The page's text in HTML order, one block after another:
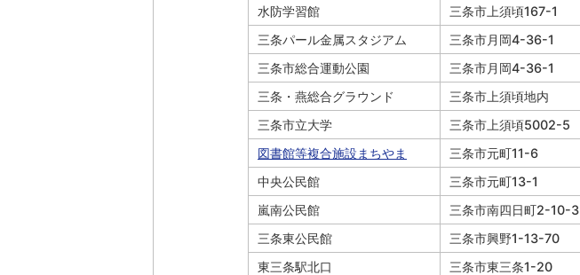
水防学習館
三条市上須頃167-1
三条パール金属スタジアム
三条市月岡4-36-1
三条市総合運動公園
三条市月岡4-36-1
三条・燕総合グラウンド
三条市上須頃地内
三条市立大学
三条市上須頃5002-5
図書館等複合施設まちやま
三条市元町11-6
中央公民館
三条市元町13-1
嵐南公民館
三条市南四日町2-10-3
三条東公民館
三条市興野1-13-70
東三条駅北口
三条市東三条1-20